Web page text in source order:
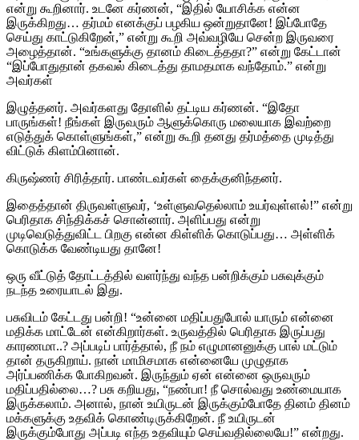
என்று கூறினார். உடனே கர்ணன், “இதில் யோசிக்க என்ன
இருக்கிறது… தர்மம் எனக்குப் பழகிய ஒன்றுதானே! இப்போதே
செய்து காட்டுகிறேன்,” என்று கூறி அவ்வழியே சென்ற இருவரை
அழைத்தான். “உங்களுக்கு தானம் கிடைத்ததா?” என்று கேட்டான்
“இப்போதுதான் தகவல் கிடைத்து தாமதமாக வந்தோம்.” என்று
அவர்கள்
இழுத்தனர். அவர்களது தோளில் தட்டிய கர்ணன். “இதோ
பாருங்கள்! நீங்கள் இருவரும் ஆளுக்கொரு மலையாக இவற்றை
எடுத்துக் கொள்ளுங்கள்,” என்று கூறி தனது தர்மத்தை முடித்து
விட்டுக் கிளம்பினான்.
கிருஷ்ணர் சிரித்தார். பாண்டவர்கள் தைக்குனிந்தனர்.
இதைத்தான் திருவள்ளுவர், ‘உள்ளுவதெல்லாம் உயர்வுள்ளல்!” என்று
பெரிதாக சிந்திக்கச் சொன்னார். அளிப்பது என்று
முடிவெடுத்துவிட்ட பிறகு என்ன கிள்ளிக் கொடுப்பது… அள்ளிக்
கொடுக்க வேண்டியது தானே!
ஒரு வீட்டுத் தோட்டத்தில் வளர்ந்து வந்த பன்றிக்கும் பசுவுக்கும்
நடந்த உரையாடல் இது.
பசுவிடம் கேட்டது பன்றி! “உன்னை மதிப்பதுபோல் யாரும் என்னை
மதிக்க மாட்டேன் என்கிறார்கள். உருவத்தில் பெரிதாக இருப்பது
காரணமா..? அப்படிப் பார்த்தால், நீ நம் எழுமானனுக்கு பால் மட்டும்
தான் தருகிறாய். நான் மாமிசமாக என்னையே முழுதாக
அர்ப்பணிக்க போகிறவன். இருந்தும் ஏன் என்னை ஒருவரும்
மதிப்பதில்லை…? பசு கறியது, “நண்பா! நீ சொல்வது உண்மையாக
இருக்கலாம். அனால், நான் உயிருடன் இருக்கும்போதே தினம் தினம்
மக்களுக்கு உதவிக் கொண்டிருக்கிறேன். நீ உயிருடன்
இருக்கும்போது அப்படி எந்த உதவியும் செய்வதில்லையே!” என்றது.